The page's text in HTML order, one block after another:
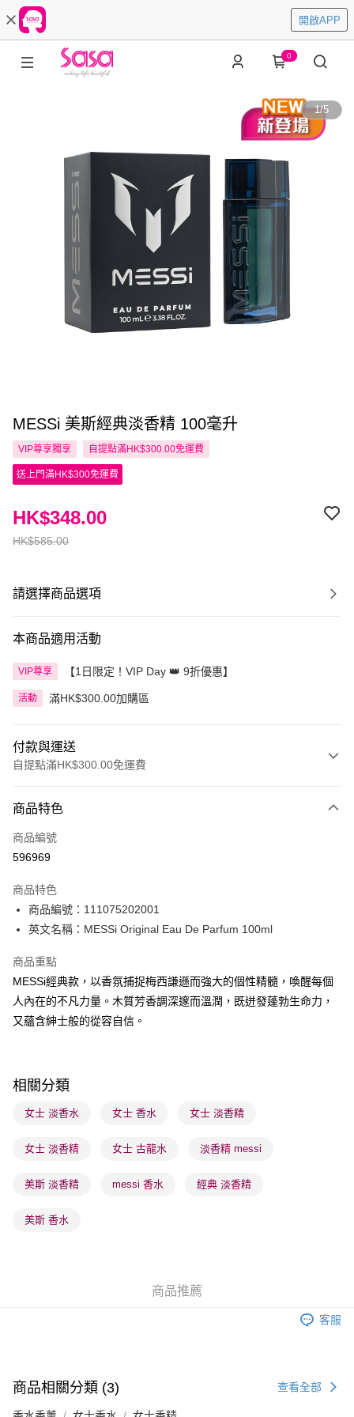
開啟APP
0
1/5
MESSi 美斯經典淡香精 100毫升
VIP尊享獨享 自提點滿HK$300.00免運費
送上門滿HK$300免運費
HK$585.00
HK$348.00
請選擇商品選項
本商品適用活動
VIP尊享 【1日限定！VIP Day 👑 9折優惠】
活動 滿HK$300.00加購區
付款與運送
自提點滿HK$300.00免運費
信用卡
Apple Pay
PayMe
WeChat Pay
BoC Pay
送貨方式
順豐自助櫃 - 確認發貨後1-3個工作天送達
順豐站及營業點 - 確認發貨後1-3個工作天送達
物流公司進行物流配送
取。逾期會取消訂單，並不會安排重寄
取。逾期會取消訂單，並不會安排重寄
商品特色
商品編號
596969
商品特色
商品編號：111075202001
英文名稱：MESSi Original Eau De Parfum 100ml
商品重點
MESSi經典款，以香氛捕捉梅西謙遜而強大的個性精髓，喚醒每個
人內在的不凡力量。木質芳香調深邃而溫潤，既迸發蓬勃生命力，
又蘊含紳士般的從容自信。
相關分類
女士 淡香水 女士 香水 女士 淡香精
女士 淡香精 女士 古龍水 淡香精 messi
美斯 淡香精 messi 香水 經典 淡香精
美斯 香水
商品推薦
客服
商品相關分類 (3) 查看全部